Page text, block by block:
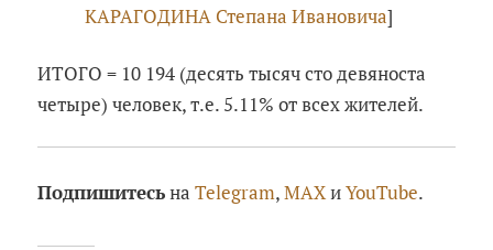
КАРАГОДИНА Степана Ивановича]
ИТОГО = 10 194 (десять тысяч сто девяноста
четыре) человек, т.е. 5.11% от всех жителей.
ПодпишитесьнаTelegram,MAXиYouTube.